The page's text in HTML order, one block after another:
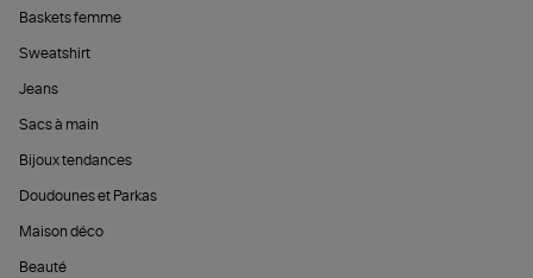
Baskets femme
Sweatshirt
Jeans
Sacs à main
Bijoux tendances
Doudounes et Parkas
Maison déco
Beauté